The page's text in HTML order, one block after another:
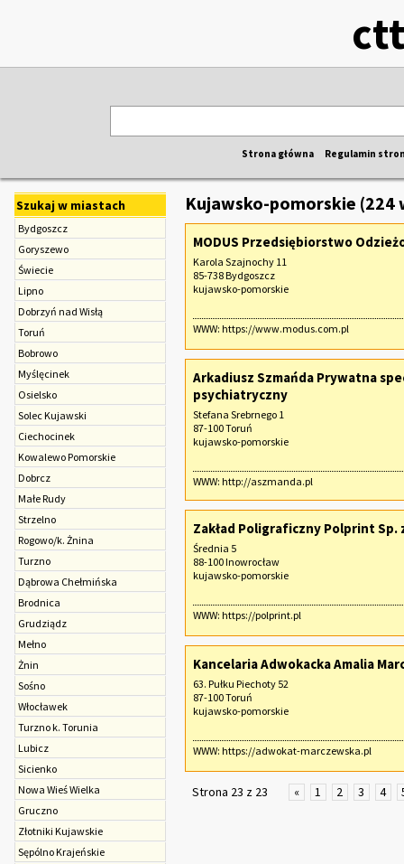
Strona główna Regulamin
Szukaj w miastach
Bydgoszcz
Goryszewo
Świecie
Lipno
Dobrzyń nad Wisłą
Toruń
Bobrowo
Myślęcinek
Osielsko
Solec Kujawski
Ciechocinek
Kowalewo Pomorskie
Dobrcz
Małe Rudy
Strzelno
Rogowo/k. Żnina
Turzno
Dąbrowa Chełmińska
Brodnica
Grudziądz
Mełno
Żnin
Sośno
Włocławek
Turzno k. Torunia
Lubicz
Sicienko
Nowa Wieś Wielka
Gruczno
Złotniki Kujawskie
Sępólno Krajeńskie
Kujawsko-pomorskie (224
MODUS Przedsiębiorstwo
Karola Szajnochy 11
85-738 Bydgoszcz
kujawsko-pomorskie
WWW: https://www.modus.com.pl
Arkadiusz Szmańda Prywatna
psychiatryczny
Stefana Srebrnego 1
87-100 Toruń
kujawsko-pomorskie
WWW: http://aszmanda.pl
Zakład Poligraficzny Polprint Sp.
Średnia 5
88-100 Inowrocław
kujawsko-pomorskie
WWW: https://polprint.pl
Kancelaria Adwokacka Amalia
63. Pułku Piechoty 52
87-100 Toruń
kujawsko-pomorskie
WWW: https://adwokat-marczewska.pl
Strona 23 z 23 « 1 2 3 4